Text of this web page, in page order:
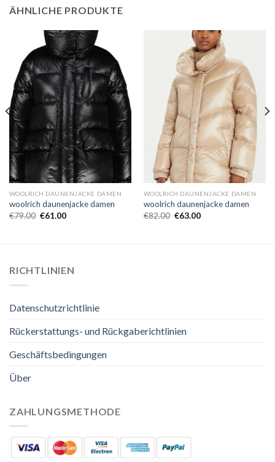
ÄHNLICHE PRODUKTE
WOOLRICH DAUNENJACKE DAMEN
woolrich daunenjacke damen
€79.00 €61.00
WOOLRICH DAUNENJACKE DAMEN
woolrich daunenjacke damen
€82.00 €63.00
RICHTLINIEN
Datenschutzrichtlinie
Rückerstattungs- und Rückgaberichtlinien
Geschäftsbedingungen
Über
ZAHLUNGSMETHODE